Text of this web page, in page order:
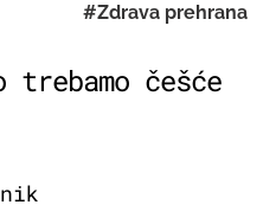
#Zdrava prehrana
češće